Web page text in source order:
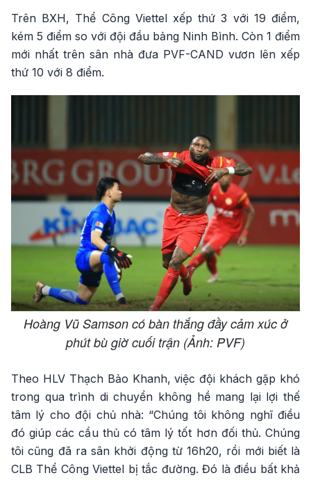
Trên BXH, Thể Công Viettel xếp thứ 3 với 19 điểm,
kém 5 điểm so với đội đầu bảng Ninh Bình. Còn 1 điểm
mới nhất trên sân nhà đưa PVF-CAND vươn lên xếp
thứ 10 với 8 điểm.
Hoàng Vũ Samson có bàn thắng đầy cảm xúc ở
phút bù giờ cuối trận (Ảnh: PVF)
Theo HLV Thạch Bảo Khanh, việc đội khách gặp khó
trong qua trình di chuyển không hề mang lại lợi thế
tâm lý cho đội chủ nhà: “Chúng tôi không nghĩ điều
đó giúp các cầu thủ có tâm lý tốt hơn đối thủ. Chúng
tôi cũng đã ra sân khởi động từ 16h20, rồi mới biết là
CLB Thể Công Viettel bị tắc đường. Đó là điều bất khả